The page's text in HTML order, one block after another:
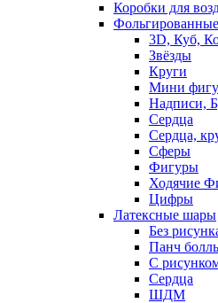
Коробки для
3D, Куб,
Звёзды
Круги
Мини
Надписи,
Сердца
Сердца,
Сферы
Фигуры
Ходячие
Цифры
Латексные шары
Без
Панч
С
Сердца
ШДМ